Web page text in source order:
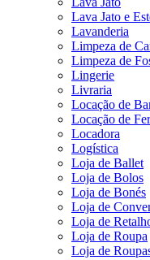
Lava Jato e
Lavanderia
Limpeza de
Limpeza de
Lingerie
Livraria
Locação de
Locação de
Locadora
Logística
Loja de Ballet
Loja de Bolos
Loja de Bonés
Loja de
Loja de
Loja de Roupa
Loja de